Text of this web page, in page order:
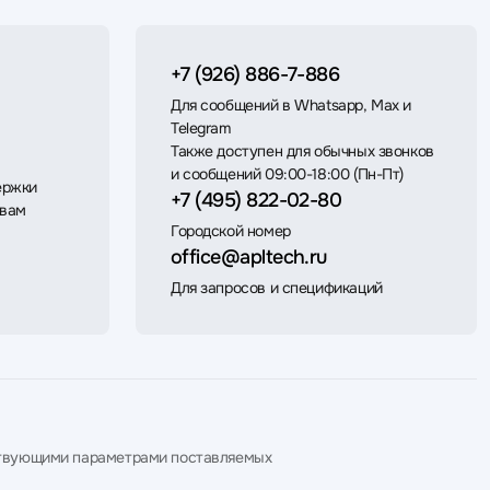
+7 (926) 886-7-886
Для сообщений в Whatsapp, Max и
Telegram
Также доступен для обычных звонков
и сообщений 09:00-18:00 (Пн-Пт)
+7 (495) 822-02-80
Городской номер
office@apltech.ru
Для запросов и спецификаций
параметрами поставляемых